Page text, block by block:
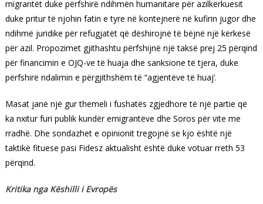
migrantët duke përfshirë ndihmën humanitare për azilkërkuesit
duke pritur të njohin fatin e tyre në kontejnerë në kufirin jugor dhe
ndihmë juridike për refugjatët që dëshirojnë të bëjnë një kërkesë
për azil. Propozimet gjithashtu përfshijnë një taksë prej 25 përqind
për financimin e OJQ-ve të huaja dhe sanksione të tjera, duke
përfshirë ndalimin e përgjithshëm të “agjentëve të huaj’.
Masat janë një gur themeli i fushatës zgjedhore të një partie që
ka nxitur furi publik kundër emigrantëve dhe Soros për vite me
rradhë. Dhe sondazhet e opinionit tregojnë se kjo është një
taktikë fituese pasi Fidesz aktualisht është duke votuar rreth 53
përqind.
Kritika nga Këshilli i Evropës